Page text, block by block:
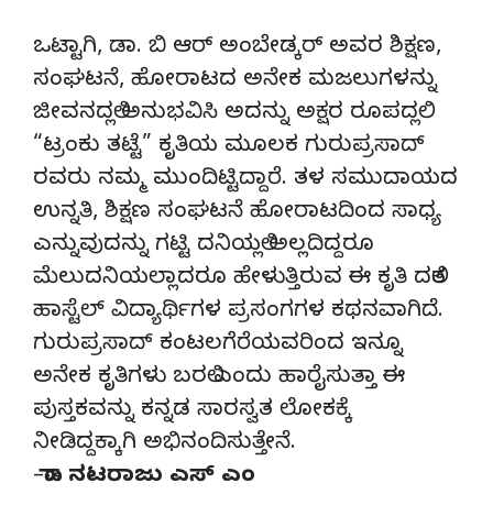
ಒಟ್ಟಾಗಿ, ಡಾ. ಬಿ ಆರ್ ಅಂಬೇಡ್ಕರ್ ಅವರ ಶಿಕ್ಷಣ,
ಸಂಘಟನೆ, ಹೋರಾಟದ ಅನೇಕ ಮಜಲುಗಳನ್ನು
ಜೀವನದಲ್ಲಿ ಅನುಭವಿಸಿ‌ ಅದನ್ನು ಅಕ್ಷರ ರೂಪದಲ್ಲಿ
“ಟ್ರಂಕು ತಟ್ಟೆ” ಕೃತಿಯ‌ ಮೂಲಕ ಗುರುಪ್ರಸಾದ್
ರವರು ನಮ್ಮ ಮುಂದಿಟ್ಟಿದ್ದಾರೆ. ತಳ ಸಮುದಾಯದ
ಉನ್ನತಿ, ಶಿಕ್ಷಣ ಸಂಘಟನೆ ಹೋರಾಟದಿಂದ ಸಾಧ್ಯ
ಎನ್ನುವುದನ್ನು ಗಟ್ಟಿ ದನಿಯಲ್ಲಿ ಅಲ್ಲದಿದ್ದರೂ
ಮೆಲುದನಿಯಲ್ಲಾದರೂ ಹೇಳುತ್ತಿರುವ ಈ ಕೃತಿ ದಲಿತ
ಹಾಸ್ಟೆಲ್ ವಿದ್ಯಾರ್ಥಿಗಳ ಪ್ರಸಂಗಗಳ ಕಥನವಾಗಿದೆ.
ಗುರುಪ್ರಸಾದ್ ಕಂಟಲಗೆರೆಯವರಿಂದ ಇನ್ನೂ
ಅನೇಕ ಕೃತಿಗಳು ಬರಲಿ ಎಂದು ಹಾರೈಸುತ್ತಾ ಈ
ಪುಸ್ತಕವನ್ನು ಕನ್ನಡ ಸಾರಸ್ವತ ಲೋಕಕ್ಕೆ
ನೀಡಿದ್ದಕ್ಕಾಗಿ ಅಭಿನಂದಿಸುತ್ತೇನೆ.
–ಡಾ. ನಟರಾಜು ಎಸ್ ಎಂ